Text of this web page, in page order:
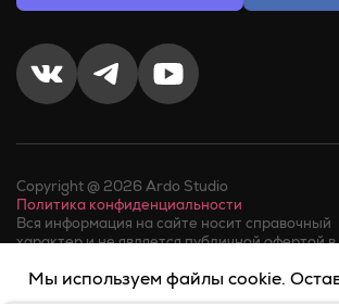
Copyright @ 2026 Ardo Studio
Политика конфиденциальности
Вся информация на сайте носит справочный
характер и не является публичной офертой в
Факт телефонного звонка в компанию или
согласие на
Мы используем файлы cookie.